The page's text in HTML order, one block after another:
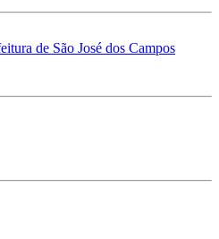
de São José dos Campos